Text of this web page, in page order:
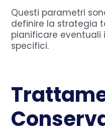
Questi parametri
definire la strategia
pianificare eventuali
specifici.